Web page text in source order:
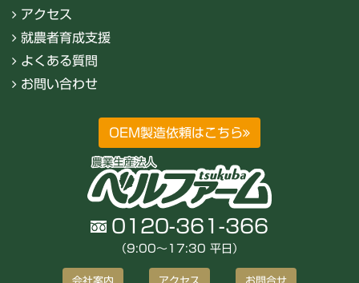
アクセス
就農者育成支援
よくある質問
お問い合わせ
OEM製造依頼はこちら
0120-361-366
（9:00〜17:30 平日）